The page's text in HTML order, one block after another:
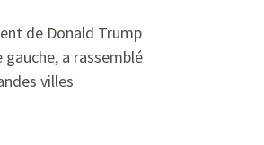
de Donald Trump
a rassemblé
villes